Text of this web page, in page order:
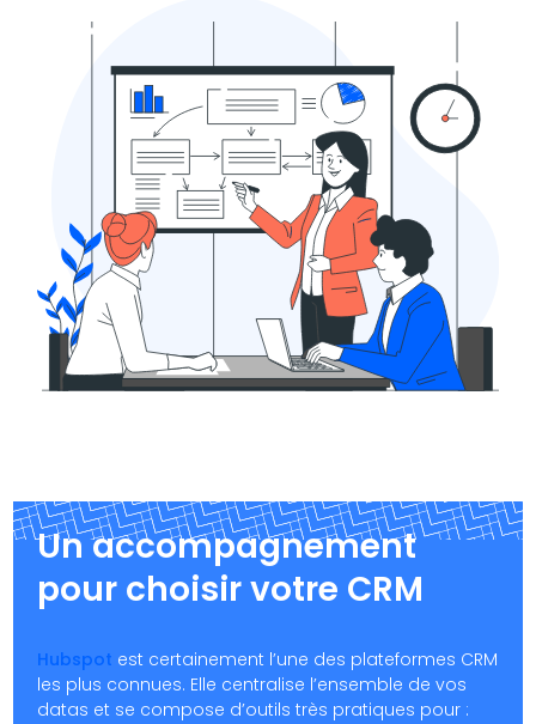
Un accompagnement
pour choisir votre CRM
Hubspot est certainement l’une des plateformes CRM
les plus connues. Elle centralise l’ensemble de vos
datas et se compose d’outils très pratiques pour :